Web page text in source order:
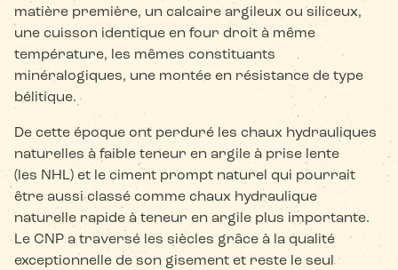
matière première, un calcaire argileux ou siliceux,
une cuisson identique en four droit à même
température, les mêmes constituants
minéralogiques, une montée en résistance de type
bélitique.
De cette époque ont perduré les chaux hydrauliques
naturelles à faible teneur en argile à prise lente
(les NHL) et le ciment prompt naturel qui pourrait
être aussi classé comme chaux hydraulique
naturelle rapide à teneur en argile plus importante.
Le CNP a traversé les siècles grâce à la qualité
exceptionnelle de son gisement et reste le seul